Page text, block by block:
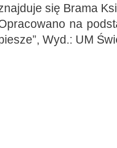
się Brama
na
Wyd.: UM